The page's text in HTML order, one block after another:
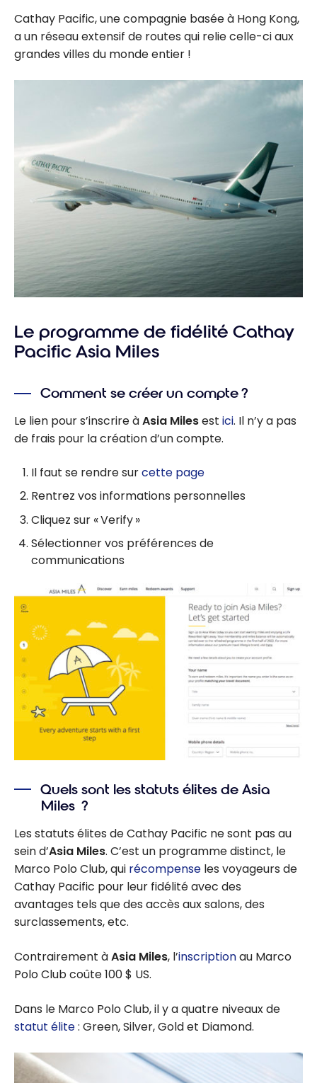
Cathay Pacific, une compagnie basée à Hong Kong,
a un réseau extensif de routes qui relie celle-ci aux
grandes villes du monde entier !
Le programme de fidélité Cathay
Pacific Asia Miles
Comment se créer un compte ?
Le lien pour s’inscrire àAsia Milesest ici. Il n’y a pas
de frais pour la création d’un compte.
Il faut se rendre surcette page
Rentrez vos informations personnelles
Cliquez sur « Verify »
Sélectionner vos préférences de
communications
Quels sont les statuts élites de Asia
Miles ?
Les statuts élites de Cathay Pacific ne sont pas au
sein d’Asia Miles. C’est un programme distinct, le
Marco Polo Club, qui récompense les voyageurs de
Cathay Pacific pour leur fidélité avec des
avantages tels que des accès aux salons, des
surclassements, etc.
Contrairement àAsia Miles, l’inscriptionau Marco
Polo Club coûte 100 $ US.
Dans le Marco Polo Club, il y a quatre niveaux de
statut élite: Green, Silver, Gold et Diamond.